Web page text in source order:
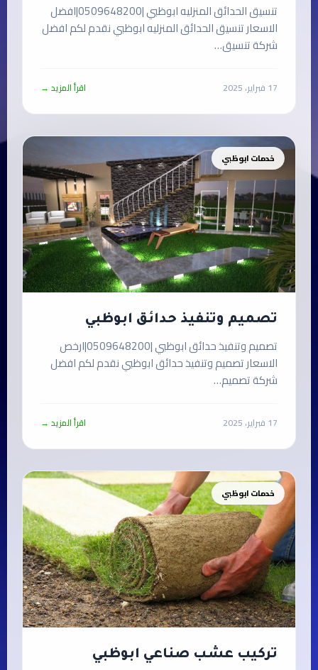
تنسيق الحدائق المنزليه ابوظبي |0509648200|افضل
الاسعار تنسيق الحدائق المنزليه ابوظبي نقدم لكم افضل
شركة تنسيق…
17 فبراير، 2025 اقرأ المزيد →
خدمات ابوظبي
تصميم وتنفيذ حدائق ابوظبي
تصميم وتنفيذ حدائق ابوظبي |0509648200|ارخص
الاسعار تصميم وتنفيذ حدائق ابوظبي نقدم لكم افضل
شركة تصميم…
17 فبراير، 2025 اقرأ المزيد →
خدمات ابوظبي
تركيب عشب صناعي ابوظبي